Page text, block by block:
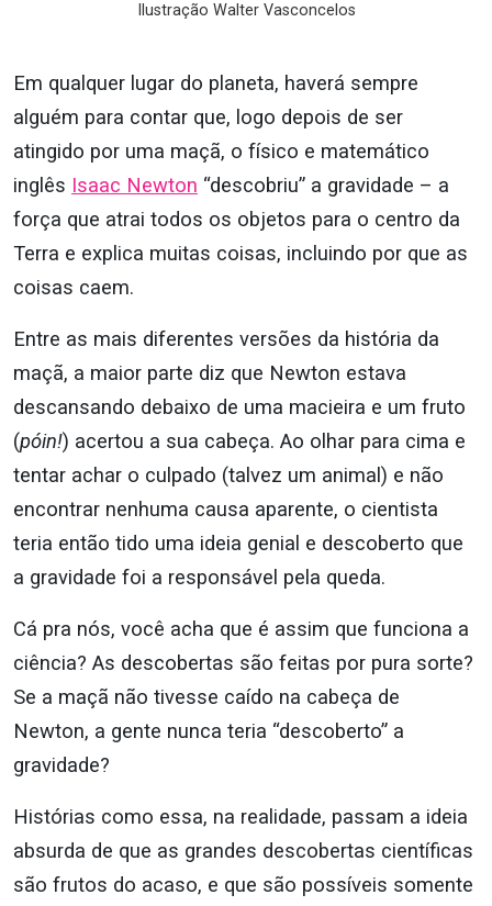
Ilustração Walter Vasconcelos
Em qualquer lugar do planeta, haverá sempre
alguém para contar que, logo depois de ser
atingido por uma maçã, o físico e matemático
inglês Isaac Newton “descobriu” a gravidade – a
força que atrai todos os objetos para o centro da
Terra e explica muitas coisas, incluindo por que as
coisas caem.
Entre as mais diferentes versões da história da
maçã, a maior parte diz que Newton estava
descansando debaixo de uma macieira e um fruto
(póin!) acertou a sua cabeça. Ao olhar para cima e
tentar achar o culpado (talvez um animal) e não
encontrar nenhuma causa aparente, o cientista
teria então tido uma ideia genial e descoberto que
a gravidade foi a responsável pela queda.
Cá pra nós, você acha que é assim que funciona a
ciência? As descobertas são feitas por pura sorte?
Se a maçã não tivesse caído na cabeça de
Newton, a gente nunca teria “descoberto” a
gravidade?
Histórias como essa, na realidade, passam a ideia
absurda de que as grandes descobertas científicas
são frutos do acaso, e que são possíveis somente